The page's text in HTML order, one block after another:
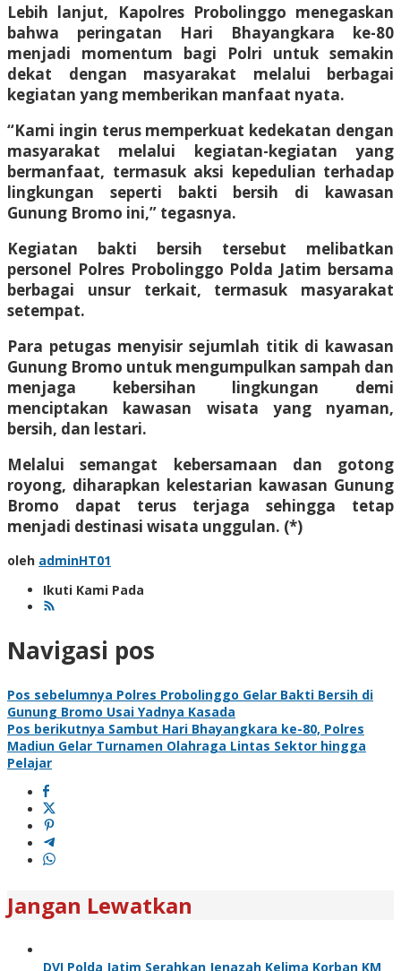
Lebih lanjut, Kapolres Probolinggo menegaskan
bahwa peringatan Hari Bhayangkara ke-80
menjadi momentum bagi Polri untuk semakin
dekat dengan masyarakat melalui berbagai
kegiatan yang memberikan manfaat nyata.
“Kami ingin terus memperkuat kedekatan dengan
masyarakat melalui kegiatan-kegiatan yang
bermanfaat, termasuk aksi kepedulian terhadap
lingkungan seperti bakti bersih di kawasan
Gunung Bromo ini,” tegasnya.
Kegiatan bakti bersih tersebut melibatkan
personel Polres Probolinggo Polda Jatim bersama
berbagai unsur terkait, termasuk masyarakat
setempat.
Para petugas menyisir sejumlah titik di kawasan
Gunung Bromo untuk mengumpulkan sampah dan
menjaga kebersihan lingkungan demi
menciptakan kawasan wisata yang nyaman,
bersih, dan lestari.
Melalui semangat kebersamaan dan gotong
royong, diharapkan kelestarian kawasan Gunung
Bromo dapat terus terjaga sehingga tetap
menjadi destinasi wisata unggulan. (*)
oleh adminHT01
Ikuti Kami Pada
Navigasi pos
Pos sebelumnya Polres Probolinggo Gelar Bakti Bersih di
Gunung Bromo Usai Yadnya Kasada
Pos berikutnya Sambut Hari Bhayangkara ke-80, Polres
Madiun Gelar Turnamen Olahraga Lintas Sektor hingga
Pelajar
Jangan Lewatkan
DVI Polda Jatim Serahkan Jenazah Kelima Korban KM